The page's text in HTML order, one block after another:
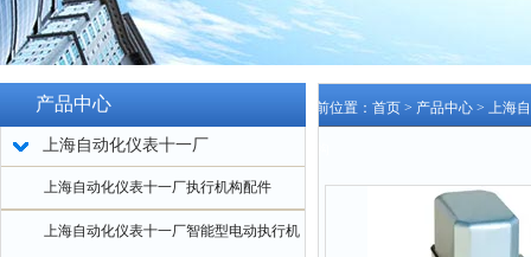
产品中心
上海自动化仪表十一厂
上海自动化仪表十一厂执行机构配件
上海自动化仪表十一厂智能型电动执行机
当前位置： 首页 > 产品中心 > 上海